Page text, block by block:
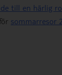
till en härlig
sommarresor